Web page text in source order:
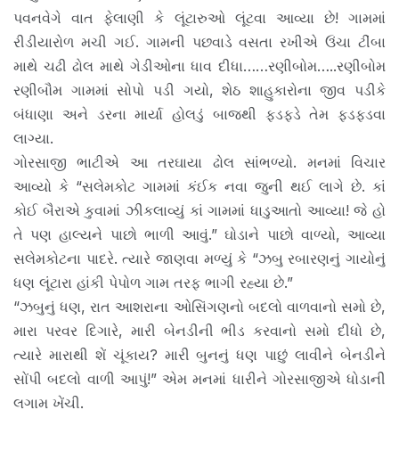
પવનવેગે વાત ફેલાણી કે લૂંટારુઓ લૂંટવા આવ્યા છે! ગામમાં
રીડીયારોળ મચી ગઈ. ગામની પછવાડે વસતા રખીએ ઉંચા ટીંબા
માથે ચઢી ઢોલ માથે ગેડીઓના ધાવ દીધા……રણીબોમ…..રણીબોમ
રણીબૌમ ગામમાં સોપો પડી ગયો, શેઠ શાહુકારોના જીવ પડીકે
બંધાણા અને ડરના માર્યા હોલડું બાજથી ફડફડે તેમ ફડફડવા
લાગ્યા.
ગોરસાજી ભાટીએ આ તરઘાયા ઢોલ સાંભળ્યો. મનમાં વિચાર
આવ્યો કે “સલેમકોટ ગામમાં કંઈક નવા જુની થઈ લાગે છે. કાં
કોઈ બૈરાએ કુવામાં ઝીકલાવ્યું કાં ગામમાં ધાડુઆતો આવ્યા! જે હો
તે પણ હાલ્યને પાછો ભાળી આવું.” ઘોડાને પાછો વાળ્યો, આવ્યા
સલેમકોટના પાદરે. ત્યારે જાણવા મળ્યું કે “ઝબુ રબારણનું ગાયોનું
ધણ લૂંટારા હાંકી પેપોળ ગામ તરફ ભાગી રહ્યા છે.”
“ઝબુનું ધણ, રાત આશરાના ઓસિંગણનો બદલો વાળવાનો સમો છે,
મારા પરવર દિગારે, મારી બેનડીની ભીડ કરવાનો સમો દીધો છે,
ત્યારે મારાથી શેં ચૂંકાય? મારી બુનનું ધણ પાછું લાવીને બેનડીને
સોંપી બદલો વાળી આપું!” એમ મનમાં ધારીને ગોરસાજીએ ધોડાની
લગામ ખેંચી.